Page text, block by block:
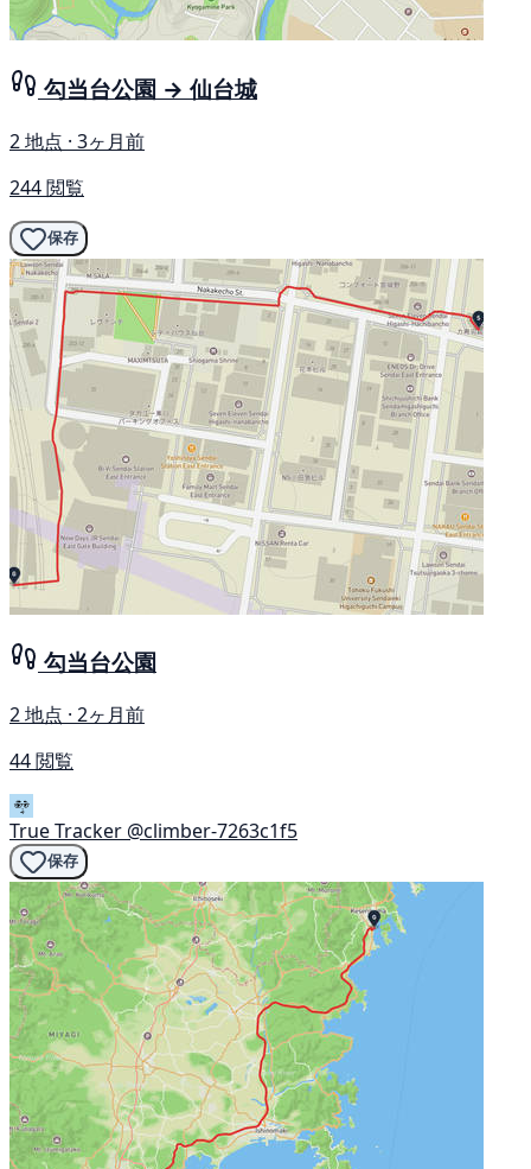
勾当台公園 → 仙台城
2 地点 · 3ヶ月前
244 閲覧
保存
勾当台公園
2 地点 · 2ヶ月前
44 閲覧
True Tracker @climber-7263c1f5
保存